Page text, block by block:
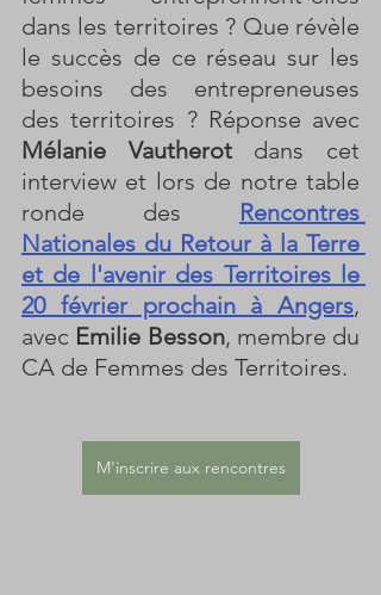
dans les territoires ? Que révèle
le succès de ce réseau sur les
besoins des entrepreneuses
Mélanie Vautherot dans cet
interview et lors de notre table
ronde des Rencontres
Nationales du Retour à la Terre
et de l'avenir des Territoires le
20 février prochain à Angers,
avec Emilie Besson, membre du
CA de Femmes des Territoires.
M'inscrire aux rencontres